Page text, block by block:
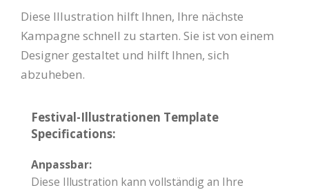
Diese Illustration hilft Ihnen, Ihre nächste
Kampagne schnell zu starten. Sie ist von einem
Designer gestaltet und hilft Ihnen, sich
abzuheben.
Festival-Illustrationen Template
Specifications:
Anpassbar:
Diese Illustration kann vollständig an Ihre